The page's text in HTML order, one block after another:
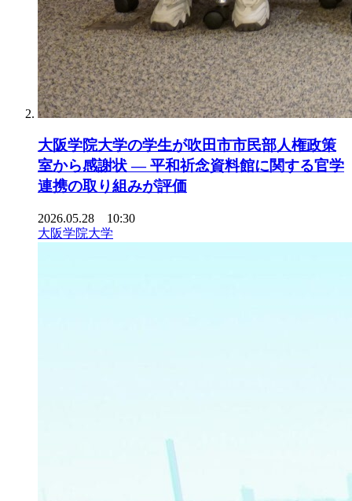
大阪学院大学の学生が吹田市市民部人権政策
室から感謝状 ― 平和祈念資料館に関する官学
連携の取り組みが評価
2026.05.28 10:30
大阪学院大学